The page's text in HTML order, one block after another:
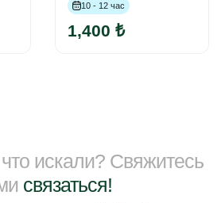
10 - 12 час
1,400 ₺
искали? Свяжитесь
связаться!